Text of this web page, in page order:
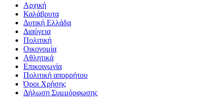
Αρχική
Καλάβρυτα
Δυτική Ελλάδα
Διαύγεια
Πολιτική
Οικονομία
Αθλητικά
Επικοινωνία
Πολιτική απορρήτου
Όροι Χρήσης
Δήλωση Συμμόρφωσης